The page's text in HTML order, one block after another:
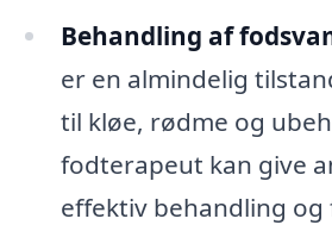
Behandling af
er en almindelig
til kløe, rødme og
fodterapeut kan give
effektiv behandling og